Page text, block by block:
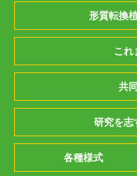
形質転換
これ
共
研究を志
各種様式